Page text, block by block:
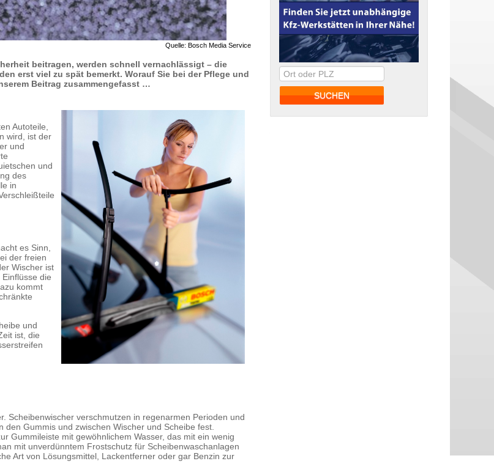
Quelle: Bosch Media Service
beitragen, werden schnell vernachlässigt – die
erst viel zu spät bemerkt. Worauf Sie bei der Pflege und
Beitrag zusammengefasst …
Autoteile,
wird, ist der
und
und
des
in
es Sinn,
der freien
Wischer ist
die
kommt
und
ist, die
Scheibenwischer verschmutzen in regenarmen Perioden und
Gummis und zwischen Wischer und Scheibe fest.
Gummileiste mit gewöhnlichem Wasser, das mit ein wenig
mit unverdünntem Frostschutz für Scheibenwaschanlagen
Art von Lösungsmittel, Lackentferner oder gar Benzin zur